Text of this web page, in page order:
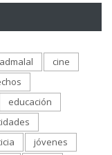
cine
educación
jóvenes